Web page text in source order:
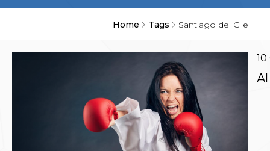
Home Tags Santiago del Cile
Convenzioni
Contatti
Safeguarding Policy
Ufficiali di Gara
Antidoping e tutela sanitaria
Tesseramento
Contatti
10